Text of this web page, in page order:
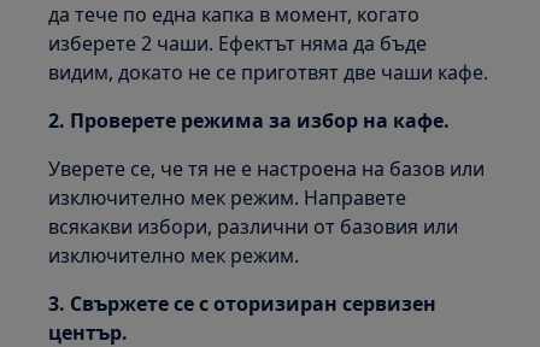
да тече по една капка в момент, когато
изберете 2 чаши. Ефектът няма да бъде
видим, докато не се приготвят две чаши кафе.
2. Проверете режима за избор на кафе.
Уверете се, че тя не е настроена на базов или
изключително мек режим. Направете
всякакви избори, различни от базовия или
изключително мек режим.
3. Свържете се с оторизиран сервизен
център.